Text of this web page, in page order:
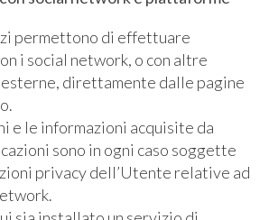
permettono di effettuare
i social network, o con altre
direttamente dalle pagine
e le informazioni acquisite da
sono in ogni caso soggette
privacy dell’Utente relative ad